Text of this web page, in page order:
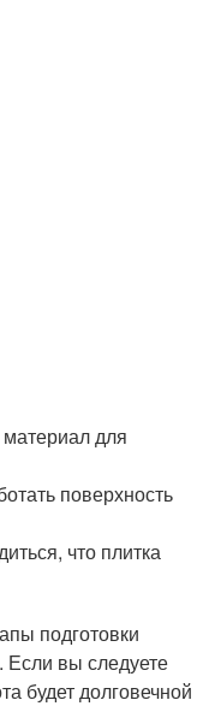
для
поверхность
что плитка
подготовки
. Если вы следуете
будет долговечной